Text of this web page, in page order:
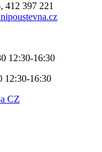
412 397 221
12:30-16:30
12:30-16:30